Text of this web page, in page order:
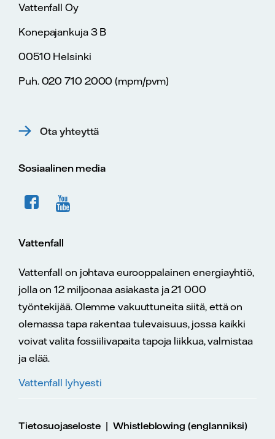
Vattenfall Oy
Konepajankuja 3 B
00510 Helsinki
Puh. 020 710 2000 (mpm/pvm)
Ota yhteyttä
Sosiaalinen media
Vattenfall
Vattenfall on johtava eurooppalainen energiayhtiö,
jolla on 12 miljoonaa asiakasta ja 21 000
työntekijää. Olemme vakuuttuneita siitä, että on
olemassa tapa rakentaa tulevaisuus, jossa kaikki
voivat valita fossiilivapaita tapoja liikkua, valmistaa
ja elää.
Vattenfall lyhyesti
Tietosuojaseloste | Whistleblowing (englanniksi)